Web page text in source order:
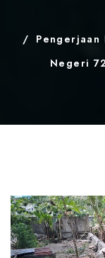
Pengerjaan
Negeri